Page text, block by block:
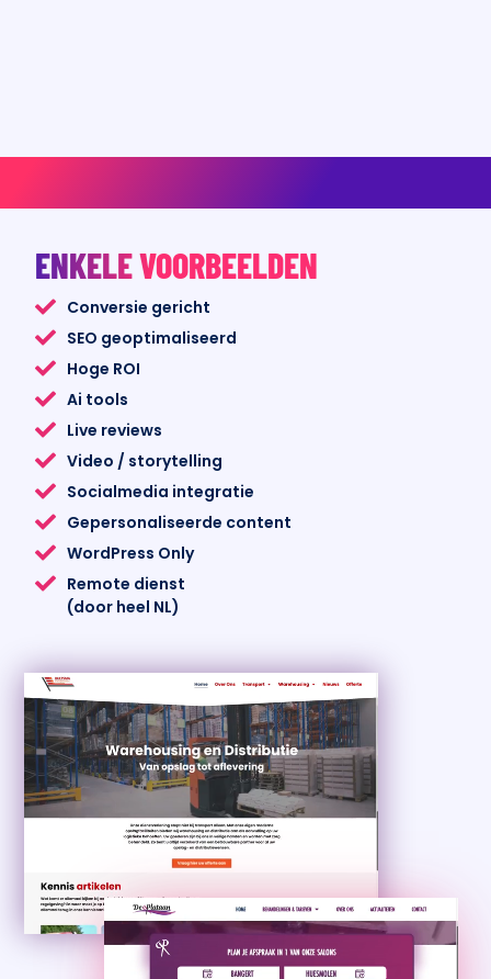
ENKELE VOORBEELDEN
Conversie gericht
SEO geoptimaliseerd
Hoge ROI
Ai tools
Live reviews
Video / storytelling
Socialmedia integratie
Gepersonaliseerde content
WordPress Only
Remote dienst
(door heel NL)